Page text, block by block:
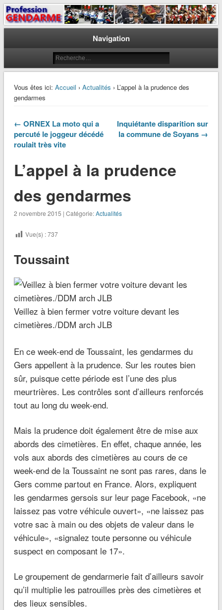
Profession Gendarme
Le journal des gendarmes
Navigation
Vous êtes ici: Accueil › Actualités › L’appel à la prudence des
gendarmes
← ORNEX La moto qui a
percuté le joggeur décédé
roulait très vite
Inquiétante disparition sur
la commune de Soyans →
L’appel à la prudence
des gendarmes
2 novembre 2015 | Catégorie:Actualités
Vue(s) :737
Toussaint
Veillez à bien fermer votre voiture devant les
cimetières./DDM arch JLB
En ce week-end de Toussaint, les gendarmes du
Gers appellent à la prudence. Sur les routes bien
sûr, puisque cette période est l’une des plus
meurtrières. Les contrôles sont d’ailleurs renforcés
tout au long du week-end.
Mais la prudence doit également être de mise aux
abords des cimetières. En effet, chaque année, les
vols aux abords des cimetières au cours de ce
week-end de la Toussaint ne sont pas rares, dans le
Gers comme partout en France. Alors, expliquent
les gendarmes gersois sur leur page Facebook, «ne
laissez pas votre véhicule ouvert», «ne laissez pas
votre sac à main ou des objets de valeur dans le
véhicule», «signalez toute personne ou véhicule
suspect en composant le 17».
Le groupement de gendarmerie fait d’ailleurs savoir
qu’il multiplie les patrouilles près des cimetières et
des lieux sensibles.